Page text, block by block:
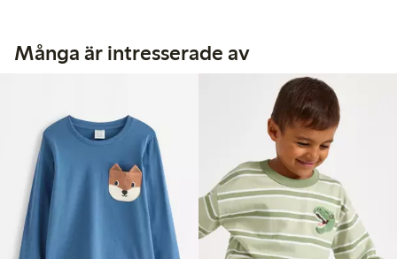
Många är intresserade av